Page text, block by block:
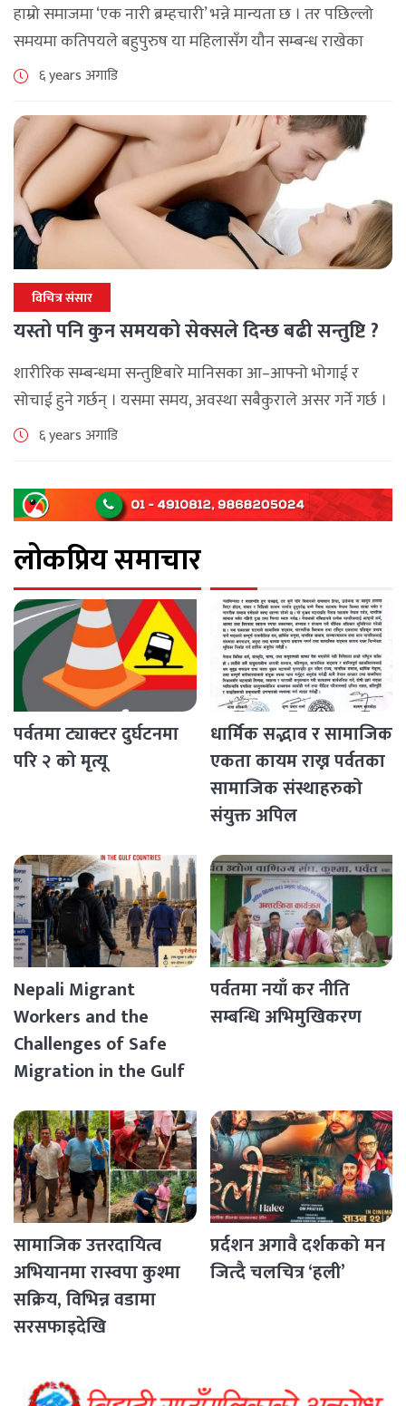
हाम्रो समाजमा ‘एक नारी ब्रम्हचारी’ भन्ने मान्यता छ । तर पछिल्लो
समयमा कतिपयले बहुपुरुष या महिलासँग यौन सम्बन्ध राखेका
खुलासाहरू गर्न थालिसकेका छन् । यसलाई धेरैले विदेशी गलत
६ years अगाडि
विचित्र संसार
यस्तो पनि कुन समयको सेक्सले दिन्छ बढी सन्तुष्टि ?
शारीरिक सम्बन्धमा सन्तुष्टिबारे मानिसका आ–आफ्नो भोगाई र
सोचाई हुने गर्छन् । यसमा समय, अवस्था सबैकुराले असर गर्ने गर्छ ।
घरको वातावरण, जोडीको मुड जस्ता विषय पनि यौन सन्तुष्टि
६ years अगाडि
लोकप्रिय समाचार
पर्वतमा ट्याक्टर दुर्घटनमा
परि २ को मृत्यू
धार्मिक सद्भाव र सामाजिक
एकता कायम राख्न पर्वतका
सामाजिक संस्थाहरुको
संयुक्त अपिल
Nepali Migrant
Workers and the
Challenges of Safe
Migration in the Gulf
पर्वतमा नयाँ कर नीति
सम्बन्धि अभिमुखिकरण
सामाजिक उत्तरदायित्व
अभियानमा रास्वपा कुश्मा
सक्रिय, विभिन्न वडामा
सरसफाइदेखि
प्रर्दशन अगावै दर्शकको मन
जित्दै चलचित्र ‘हली’